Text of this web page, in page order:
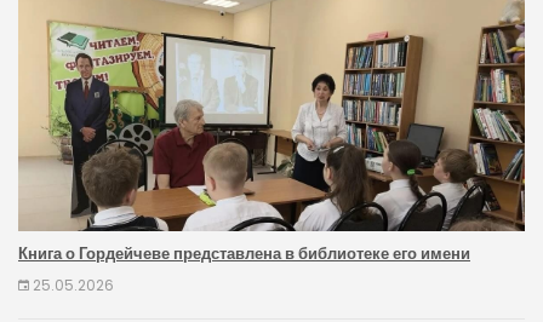
Книга о Гордейчеве представлена в библиотеке его имени
25.05.2026